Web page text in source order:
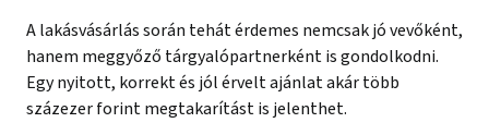
A lakásvásárlás során tehát érdemes nemcsak jó vevőként,
hanem meggyőző tárgyalópartnerként is gondolkodni.
Egy nyitott, korrekt és jól érvelt ajánlat akár több
százezer forint megtakarítást is jelenthet.